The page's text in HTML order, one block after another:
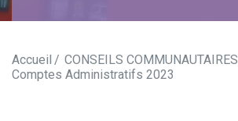
Accueil
CONSEILS COMMUNAUTAIRES
Comptes Administratifs 2023